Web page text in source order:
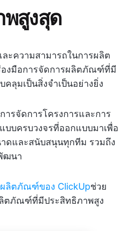
พสูงสุด
ะความสามารถในการผลิต
งมือการจัดการผลิตภัณฑ์ที่มี
ลุมเป็นสิ่งจำเป็นอย่างยิ่ง
ารจัดการโครงการและการ
บบครบวงจรที่ออกแบบมาเพื่อ
ดและสนับสนุนทุกทีม รวมถึง
ฒนา
ลิตภัณฑ์ของ ClickUpช่วย
ตภัณฑ์ที่มีประสิทธิภาพสูง